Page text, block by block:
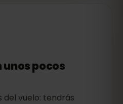
pocos
del vuelo: tendrás